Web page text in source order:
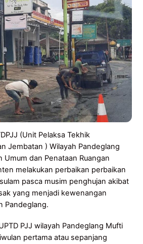
(Unit Pelaksa Tekhik
Jembatan ) Wilayah Pandeglang
Umum dan Penataan Ruangan
melakukan perbaikan perbaikan
pasca musim penghujan akibat
yang menjadi kewenangan
Pandeglang.
PJJ wilayah Pandeglang Mufti
pertama atau sepanjang